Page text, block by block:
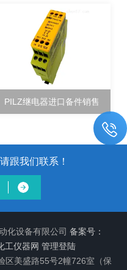
PILZ继电器进口备件销售
跟我们联系！
化设备有限公司 备案号：
工仪器网 管理登陆
区美盛路55号2幢726室（保